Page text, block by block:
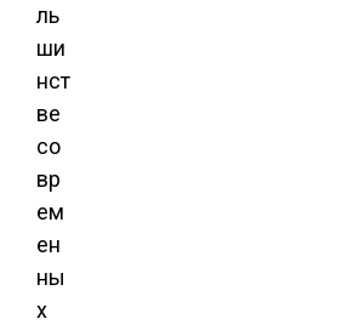
ль
ши
нст
ве
со
вр
ем
ен
ны
х